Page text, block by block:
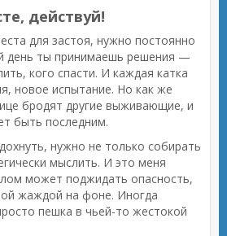
действуй!
для застоя, нужно постоянно
день ты принимаешь решения —
кого спасти. И каждая катка
новое испытание. Но как же
бродят другие выживающие, и
быть последним.
нужно не только собирать
мыслить. И это меня
может поджидать опасность,
жаждой на фоне. Иногда
пешка в чьей-то жестокой